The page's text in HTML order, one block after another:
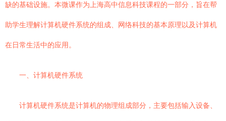
缺的基础设施。本微课作为上海高中信息科技课程的一部分，旨在帮
助学生理解计算机硬件系统的组成、网络科技的基本原理以及计算机
在日常生活中的应用。
一、计算机硬件系统
计算机硬件系统是计算机的物理组成部分，主要包括输入设备、